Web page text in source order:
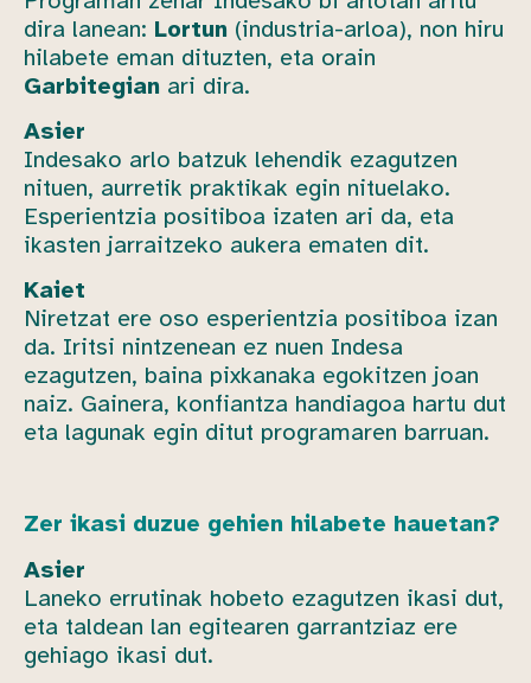
dira lanean: Lortun (industria-arloa), non hiru
hilabete eman dituzten, eta orain
Garbitegian ari dira.
Asier
Indesako arlo batzuk lehendik ezagutzen
nituen, aurretik praktikak egin nituelako.
Esperientzia positiboa izaten ari da, eta
ikasten jarraitzeko aukera ematen dit.
Kaiet
Niretzat ere oso esperientzia positiboa izan
da. Iritsi nintzenean ez nuen Indesa
ezagutzen, baina pixkanaka egokitzen joan
naiz. Gainera, konfiantza handiagoa hartu dut
eta lagunak egin ditut programaren barruan.
Zer ikasi duzue gehien hilabete hauetan?
Asier
Laneko errutinak hobeto ezagutzen ikasi dut,
eta taldean lan egitearen garrantziaz ere
gehiago ikasi dut.